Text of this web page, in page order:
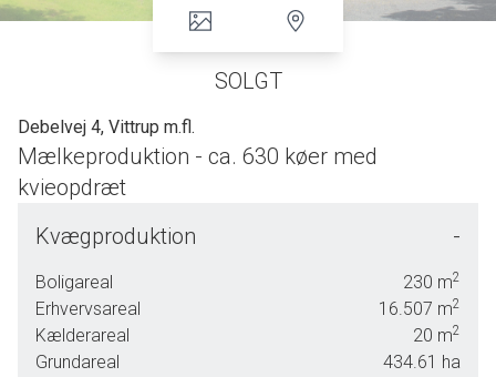
SOLGT
Debelvej 4, Vittrup m.fl.
Mælkeproduktion - ca. 630 køer med
kvieopdræt
ca. 374,42 ha ager, ca. 10,78 ha perm.græs og
Incl. tilforpagtede arealer, udgør markplan 2023 ca. 437 ha.
Produktionen er opdelt på 2 bygningssæt indrettet til hhv. køer og småkalve (på
Kvægproduktion -
Boligareal 230 m2
Erhvervsareal 16.507 m2
Kælderareal 20 m2
Grundareal 434.61 ha